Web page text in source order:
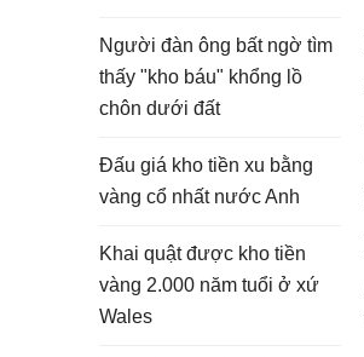
Người đàn ông bất ngờ tìm
thấy "kho báu" khổng lồ
chôn dưới đất
Đấu giá kho tiền xu bằng
vàng cổ nhất nước Anh
Khai quật được kho tiền
vàng 2.000 năm tuổi ở xứ
Wales